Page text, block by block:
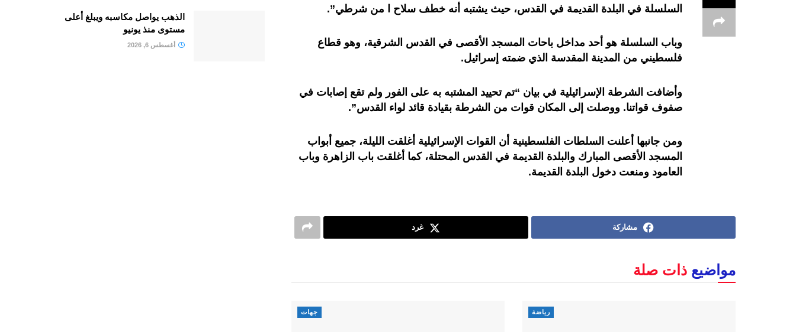
السلسلة في البلدة القديمة في القدس، حيث يشتبه أنه خطف سلاح ا من شرطي”.
وباب السلسلة هو أحد مداخل باحات المسجد الأقصى في القدس الشرقية، وهو قطاع
فلسطيني من المدينة المقدسة الذي ضمته إسرائيل.
وأضافت الشرطة الإسرائيلية في بيان “تم تحييد المشتبه به على الفور ولم تقع إصابات في
صفوف قواتنا. ووصلت إلى المكان قوات من الشرطة بقيادة قائد لواء القدس”.
ومن جانبها أعلنت السلطات الفلسطينية أن القوات الإسرائيلية أغلقت الليلة، جميع أبواب
المسجد الأقصى المبارك والبلدة القديمة في القدس المحتلة، كما أغلقت باب الزاهرة وباب
العامود ومنعت دخول البلدة القديمة.
مشاركة غرد
مواضيع ذات صلة
رياضة جهات
الذهب يواصل مكاسبه ويبلغ أعلى
مستوى منذ يونيو
أغسطس 6, 2026